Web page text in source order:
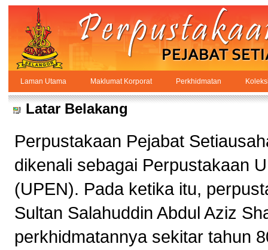
Skip to Content
PPSUKSEL
Maklumat Korporat
Laman Utama Maklumat Korporat Perkhidmatan
Latar Belakang
Perpustakaan Pejabat
dikenali sebagai Perpustakaan
(UPEN). Pada ketika itu,
Sultan Salahuddin Abdul Aziz
perkhidmatannya sekitar tahun